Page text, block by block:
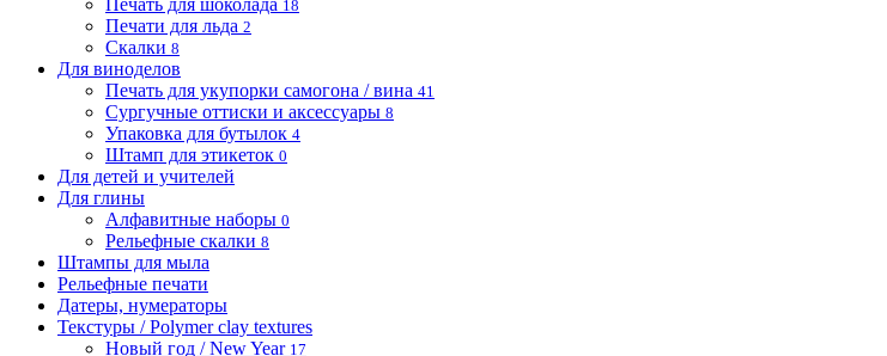
Печать для шоколада 18
Печати для льда 2
Скалки 8
Для виноделов
Печать для укупорки самогона / вина 41
Сургучные оттиски и аксессуары 8
Упаковка для бутылок 4
Штамп для этикеток 0
Для детей и учителей
Для глины
Алфавитные наборы 0
Рельефные скалки 8
Штампы для мыла
Рельефные печати
Датеры, нумераторы
Текстуры / Polymer clay textures
Новый год / New Year 17